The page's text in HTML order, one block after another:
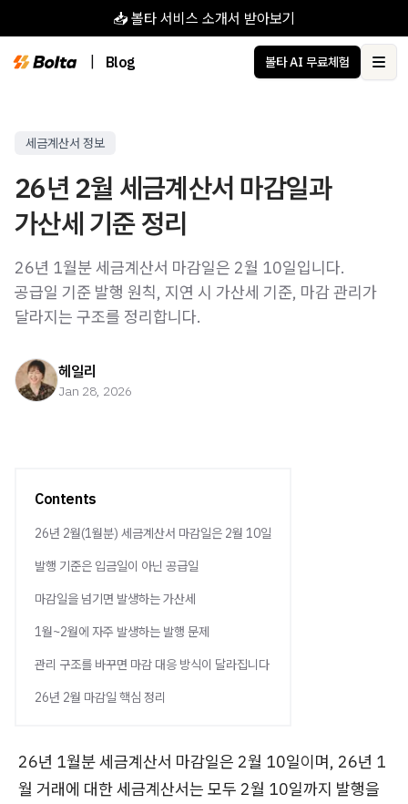
📥 볼타 서비스 소개서 받아보기
Blog 볼타 AI 무료체험
세금계산서 정보
26년 2월 세금계산서 마감일과
가산세 기준 정리
26년 1월분 세금계산서 마감일은 2월 10일입니다.
공급일 기준 발행 원칙, 지연 시 가산세 기준, 마감 관리가
달라지는 구조를 정리합니다.
헤일리
Jan 28, 2026
Contents
26년 2월(1월분) 세금계산서 마감일은 2월 10일
발행 기준은 입금일이 아닌 공급일
마감일을 넘기면 발생하는 가산세
1월~2월에 자주 발생하는 발행 문제
관리 구조를 바꾸면 마감 대응 방식이 달라집니다
26년 2월 마감일 핵심 정리
26년 1월분 세금계산서 마감일은 2월 10일이며, 26년 1
월 거래에 대한 세금계산서는 모두 2월 10일까지 발행을